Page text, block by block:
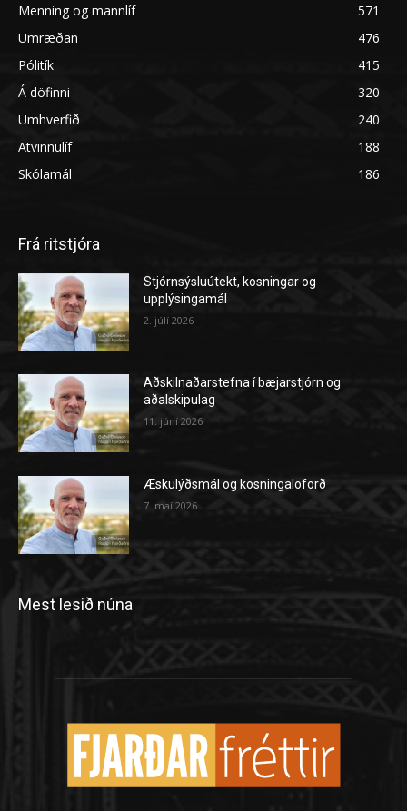
Menning og mannlíf
571
Umræðan
476
Pólitík
415
Á döfinni
320
Umhverfið
240
Atvinnulíf
188
Skólamál
186
Frá ritstjóra
Stjórnsýsluútekt, kosningar og
upplýsingamál
2. júlí 2026
Aðskilnaðarstefna í bæjarstjórn og
aðalskipulag
11. júní 2026
Æskulýðsmál og kosningaloforð
7. maí 2026
Mest lesið núna